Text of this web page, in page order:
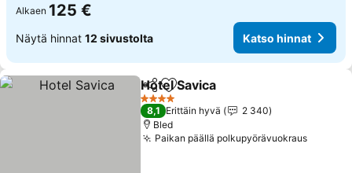
Alkaen 125 €
Näytä hinnat 12 sivustolta Katso hinnat
Jaa Lisää suosikkeihin
Hotel Savica
4 Tähtiluokitus
8,1 Erittäin hyvä
2 340
Bled
Paikan päällä polkupyörävuokrausKatso